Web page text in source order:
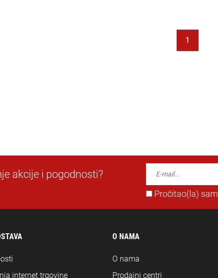
1
akcije i pogodnosti?
Pročitao(la)
internet trgovine
O NAMA
O nama
Prodajni centri